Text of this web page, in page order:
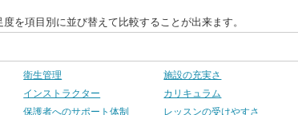
を項目別に並び替えて比較することが出来ます。
衛生管理
施設の充実さ
インストラクター
カリキュラム
保護者へのサポート体制 レッスンの受けやすさ